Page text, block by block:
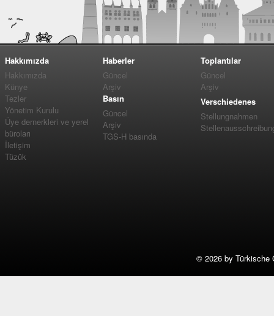
Hakkımızda
Hakkımızda
Künye
Tezler
Yönetim Kurulu
Üye dernerkleri ve yerel
büroları
İletişim
Tüzük
Haberler
Güncel
Arşiv
Basın
Güncel
Arşiv
TGS-H basında
Toplantılar
Güncel
Arşiv
Verschiedenes
Stellungnahmen
© 2026 by Türkische